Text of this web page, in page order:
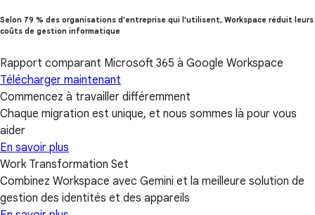
Selon 79 % des organisations d'entreprise qui l'utilisent, Workspace réduit leurs
coûts de gestion informatique
Rapport comparant Microsoft 365 à Google Workspace
Télécharger maintenant
Commencez à travailler différemment
Chaque migration est unique, et nous sommes là pour vous
aider
En savoir plus
Work Transformation Set
Combinez Workspace avec Gemini et la meilleure solution de
gestion des identités et des appareils